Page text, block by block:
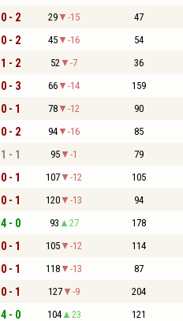
0 - 2 29 -15 47
0 - 2 45 -16 54
1 - 2 52 -7 36
0 - 3 66 -14 159
0 - 1 78 -12 90
0 - 2 94 -16 85
1 - 1 95 -1 79
0 - 1 107 -12 105
0 - 1 120 -13 94
4 - 0 93 27 178
0 - 1 105 -12 114
0 - 1 118 -13 87
0 - 1 127 -9 204
4 - 0 104 23 121